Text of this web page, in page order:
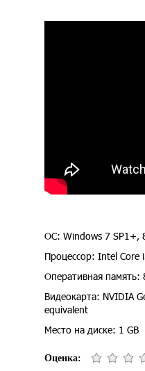
ОС: Windows 7 SP1+,
Процессор: Intel Core
Оперативная память:
Видеокарта: NVIDIA
equivalent
Место на диске: 1 GB
Оценка: